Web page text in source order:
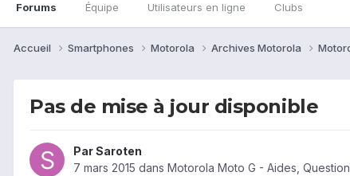
Forums Équipe Utilisateurs en ligne Clubs
Accueil Smartphones Motorola Archives Motorola
Pas de mise à jour disponible
ParSaroten
7 mars 2015 dans Motorola Moto G - Aides,